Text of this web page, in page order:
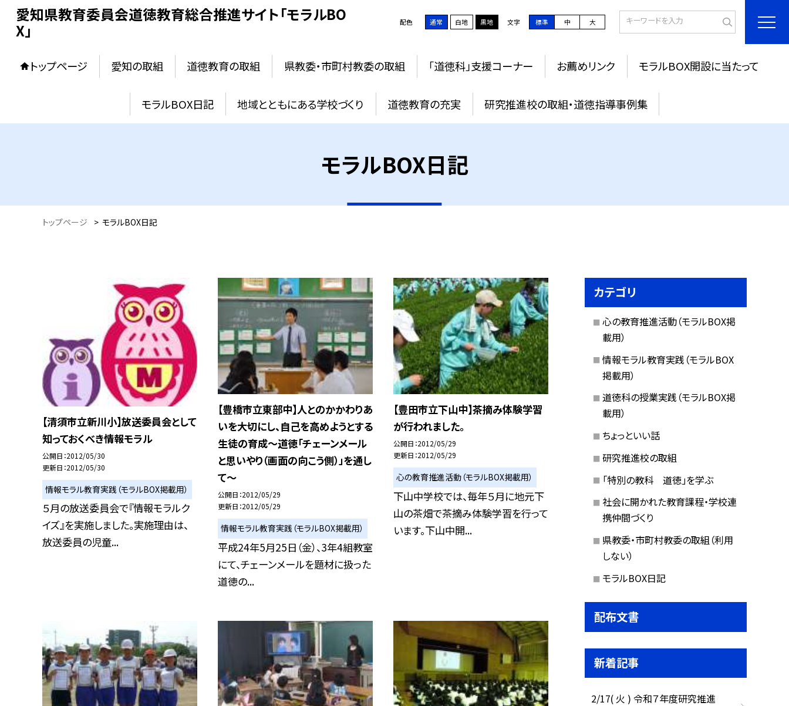
愛知県教育委員会道徳教育総合推進サイト「モラルBO
X」
配色 通常 白地 黒地 文字 標準 中 大
トップページ 愛知の取組 道徳教育の取組 県教委・市町村教委の取組 「道徳科」支援コーナー お薦めリンク モラルBOX開設に当たって
モラルBOX日記 地域とともにある学校づくり 道徳教育の充実 研究推進校の取組・道徳指導事例集
モラルBOX日記
トップページ > モラルBOX日記
【清須市立新川小】放送委員会として
知っておくべき情報モラル
公開日 2012/05/30
更新日 2012/05/30
情報モラル教育実践（モラルBOX掲載用）
５月の放送委員会で『情報モラルク
イズ』を実施しました。実施理由は、
放送委員の児童...
【豊橋市立東部中】人とのかかわりあ
いを大切にし、自己を高めようとする
生徒の育成〜道徳「チェーンメール
と思いやり（画面の向こう側）」を通し
て〜
公開日 2012/05/29
更新日 2012/05/29
情報モラル教育実践（モラルBOX掲載用）
平成24年5月25日（金）、3年4組教室
にて、チェーンメールを題材に扱った
道徳の...
【豊田市立下山中】茶摘み体験学習
が行われました。
公開日 2012/05/29
更新日 2012/05/29
心の教育推進活動（モラルBOX掲載用）
下山中学校では、毎年５月に地元下
山の茶畑で茶摘み体験学習を行って
います。下山中開...
カテゴリ
心の教育推進活動（モラルBOX掲
載用）
情報モラル教育実践（モラルBOX
掲載用）
道徳科の授業実践（モラルBOX掲
載用）
ちょっといい話
研究推進校の取組
「特別の教科 道徳」を学ぶ
社会に開かれた教育課程・学校連
携仲間づくり
県教委・市町村教委の取組（利用
しない）
モラルBOX日記
配布文書
新着記事
2/17( 火 ) 令和７年度研究推進